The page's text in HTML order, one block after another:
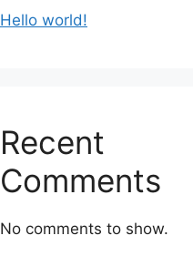
Hello world!
Recent
Comments
No comments to show.